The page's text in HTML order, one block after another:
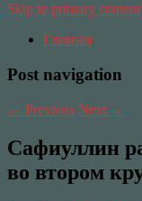
Skip to primary content
Главная
Post navigation
← Previous Next →
Сафиуллин
во втором